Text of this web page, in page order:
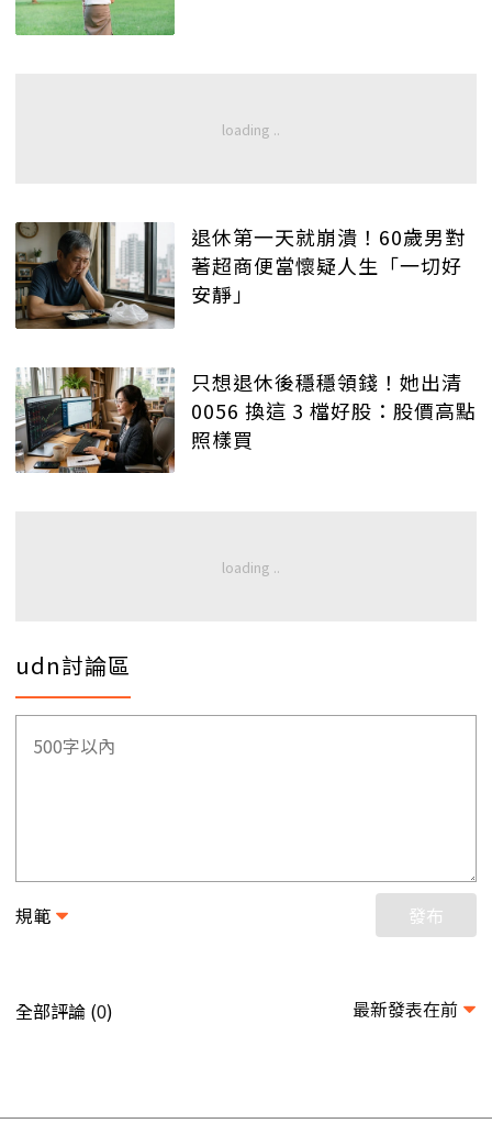
退休第一天就崩潰！60歲男對
著超商便當懷疑人生「一切好
安靜」
只想退休後穩穩領錢！她出清
0056 換這 3 檔好股：股價高點
照樣買
udn討論區
規範 發布
全部評論 (0) 最新發表在前